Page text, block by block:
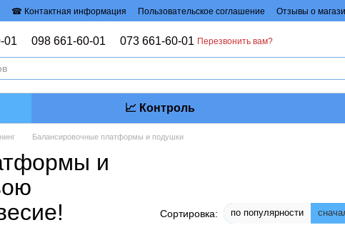
☎ Контактная информация Пользовательское соглашение
Отзывы о
01 098 661-60-01 073 661-60-01 Перезвонить вам?
📈 Контроль
Балансировочные платформы и подушки
и
Сортировка: по популярности